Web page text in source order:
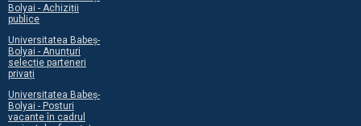
Bolyai - Achiziții
publice
Universitatea Babeș-
Bolyai - Anunțuri
selecție parteneri
privați
Universitatea Babeș-
Bolyai - Posturi
vacante în cadrul